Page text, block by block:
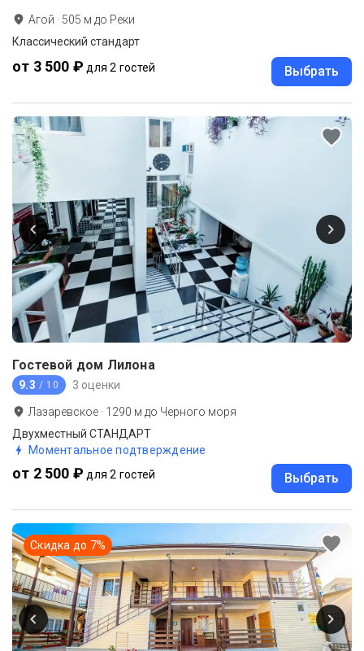
Агой · 505 м до Реки
Классический стандарт
от 3 500 ₽ для 2 гостей Выбрать
Гостевой дом Лилона
9.3 / 10 3 оценки
Лазаревское · 1290 м до Черного моря
Двухместный СТАНДАРТ
Моментальное подтверждение
от 2 500 ₽ для 2 гостей Выбрать
Скидка до 7%